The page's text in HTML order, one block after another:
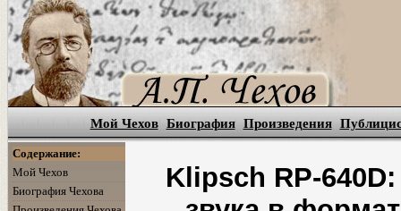
Мой Чехов Биография Произведения
Содержание:
Мой Чехов
Биография Чехова
Klipsch RP-